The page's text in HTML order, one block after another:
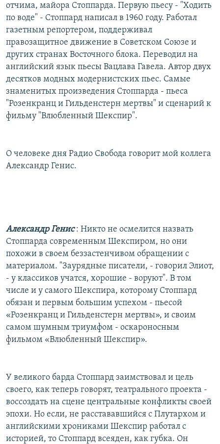
отчима, майора Стоппарда. Первую пьесу - "Ходить
по воде" - Стоппард написал в 1960 году. Работал
газетным репортером, поддерживал
правозащитное движение в Советском Союзе и
других странах Восточного блока. Переводил на
английский язык пьесы Вацлава Гавела. Автор двух
десятков модных модернистских пьес. Самые
знаменитых произведения Стоппарда - пьеса
"Розенкранц и Гильденстерн мертвы" и сценарий к
фильму "Влюбленный Шекспир".
О человеке дня Радио Свобода говорит мой коллега
Александр Генис.
Александр Генис: Никто не осмелится назвать
Стоппарда современным Шекспиром, но они
похожи в своем беззастенчивом обращении с
материалом. "Заурядные писатели, - говорил Элиот,
- у классиков учатся, хорошие - воруют". В том
числе и у самого Шекспира, которому Стоппард
обязан и первым большим успехом - пьесой
«Розенкранц и Гильденстерн мертвы», и своим
самом шумным триумфом - оскароносным
фильмом «Влюбленный Шекспир».
У великого барда Стоппард заимствовал и цель
своего, как теперь говорят, театрального проекта -
воссоздать на сцене центральные конфликты своей
эпохи. Но если, не расстававшийся с Плутархом и
английскими хрониками Шекспир работал с
историей, то Стоппард всеяден, как губка. Он